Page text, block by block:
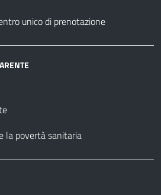
unico di prenotazione
la povertà sanitaria